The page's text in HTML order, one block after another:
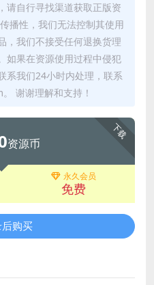
请自行寻找渠道获取正版资
播性，我们无法控制其使用
，我们不接受任何退换货理
如果在资源使用过程中侵犯
系我们24小时内处理，联系
谢谢理解和支持！
下载
资源币
永久会员
免费
后购买